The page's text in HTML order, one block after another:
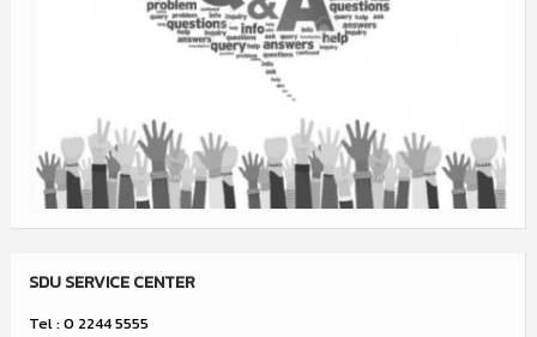
SDU SERVICE CENTER
Tel : 0 2244 5555